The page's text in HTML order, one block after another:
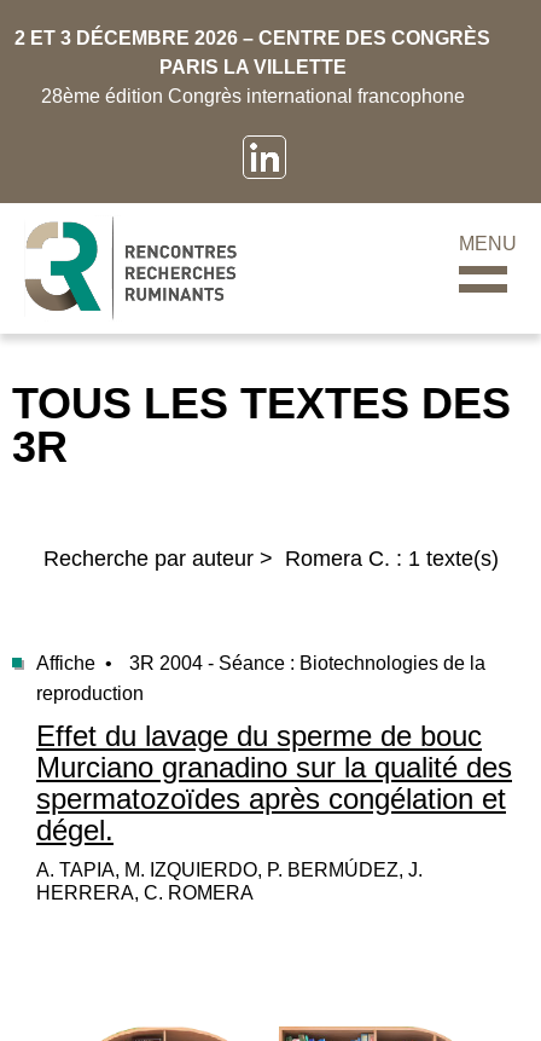
2 ET 3 DÉCEMBRE 2026 – CENTRE DES CONGRÈS
PARIS LA VILLETTE
28ème édition Congrès international francophone
MENU
TOUS LES TEXTES DES
3R
Recherche par auteur > Romera C. : 1 texte(s)
Affiche •
3R 2004 - Séance : Biotechnologies de la
reproduction
Effet du lavage du sperme de bouc
Murciano granadino sur la qualité des
spermatozoïdes après congélation et
dégel.
A. TAPIA, M. IZQUIERDO, P. BERMÚDEZ, J.
HERRERA, C. ROMERA